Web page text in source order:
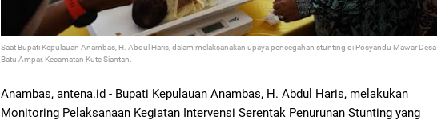
Saat Bupati Kepulauan Anambas, H. Abdul Haris, dalam melaksanakan upaya pencegahan stunting di Posyandu Mawar Desa
Batu Ampar, Kecamatan Kute Siantan.
Anambas, antena.id - Bupati Kepulauan Anambas, H. Abdul Haris, melakukan
Monitoring Pelaksanaan Kegiatan Intervensi Serentak Penurunan Stunting yang